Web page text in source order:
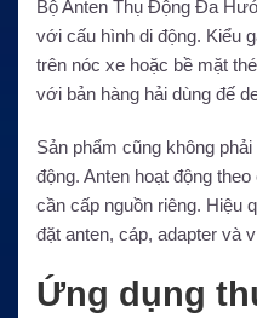
Bộ Anten Thụ Động Đa
với cấu hình di động. Kiểu
trên nóc xe hoặc bề mặt
với bản hàng hải dùng đế
Sản phẩm cũng không
động. Anten hoạt động
cần cấp nguồn riêng. Hiệu
đặt anten, cáp, adapter và
Ứng dụng